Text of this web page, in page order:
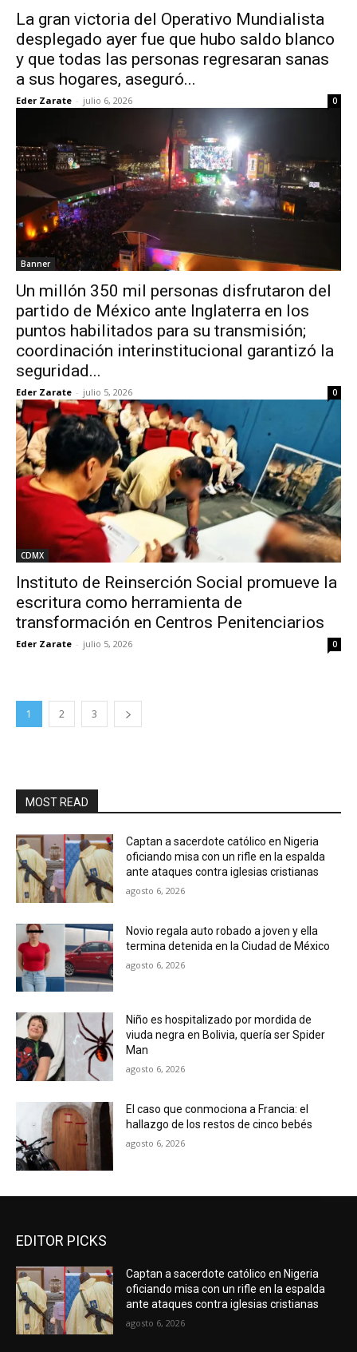
La gran victoria del Operativo Mundialista
desplegado ayer fue que hubo saldo blanco
y que todas las personas regresaran sanas
a sus hogares, aseguró...
Eder Zarate - julio 6, 2026 0
Banner
Un millón 350 mil personas disfrutaron del
partido de México ante Inglaterra en los
puntos habilitados para su transmisión;
coordinación interinstitucional garantizó la
seguridad...
Eder Zarate - julio 5, 2026 0
CDMX
Instituto de Reinserción Social promueve la
escritura como herramienta de
transformación en Centros Penitenciarios
Eder Zarate - julio 5, 2026 0
1 2 3
MOST READ
Captan a sacerdote católico en Nigeria
oficiando misa con un rifle en la espalda
ante ataques contra iglesias cristianas
agosto 6, 2026
Novio regala auto robado a joven y ella
termina detenida en la Ciudad de México
agosto 6, 2026
Niño es hospitalizado por mordida de
viuda negra en Bolivia, quería ser Spider
Man
agosto 6, 2026
El caso que conmociona a Francia: el
hallazgo de los restos de cinco bebés
agosto 6, 2026
EDITOR PICKS
Captan a sacerdote católico en Nigeria
oficiando misa con un rifle en la espalda
ante ataques contra iglesias cristianas
agosto 6, 2026